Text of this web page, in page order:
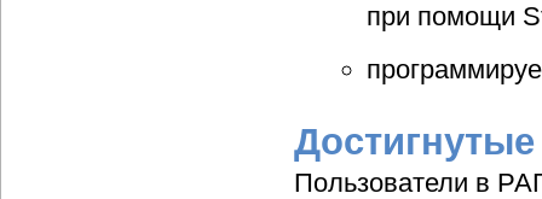
при помощи
Пользователи в